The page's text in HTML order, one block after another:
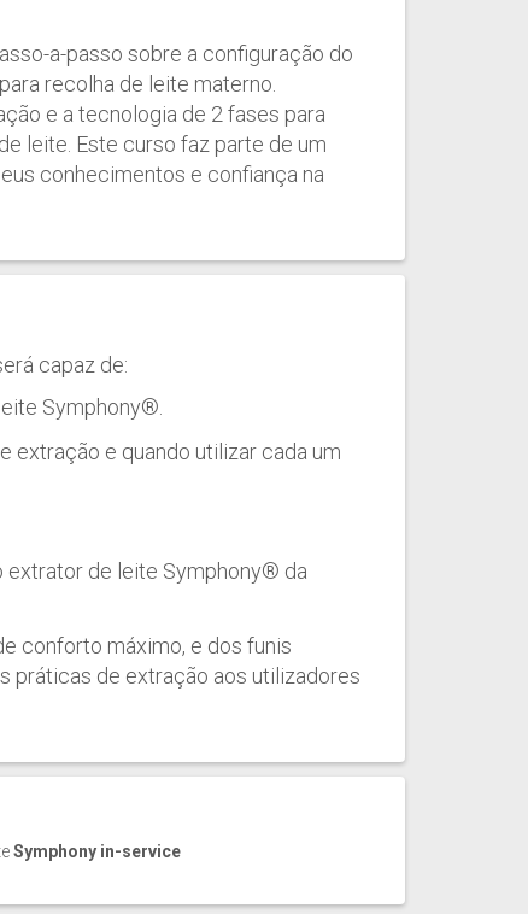
a-passo sobre a configuração do
recolha de leite materno.
e a tecnologia de 2 fases para
leite. Este curso faz parte de um
conhecimentos e confiança na
capaz de:
Symphony®.
extração e quando utilizar cada um
extrator de leite Symphony® da
conforto máximo, e dos funis
práticas de extração aos utilizadores
Symphony in-service